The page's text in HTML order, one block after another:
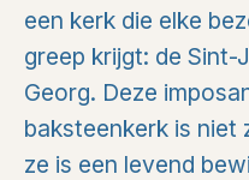
een kerk die elke
greep krijgt: de
Georg. Deze
baksteenkerk is niet
ze is een levend